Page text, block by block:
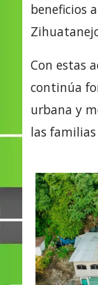
beneficios
Con estas
continúa
urbana y
las